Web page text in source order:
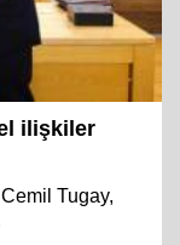
ilişkiler
Tugay,